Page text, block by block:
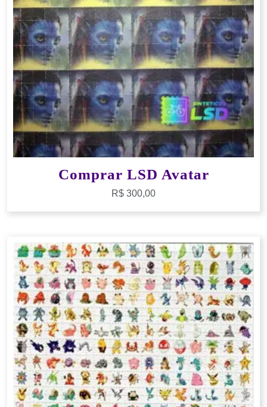
Comprar LSD Avatar
R$ 300,00